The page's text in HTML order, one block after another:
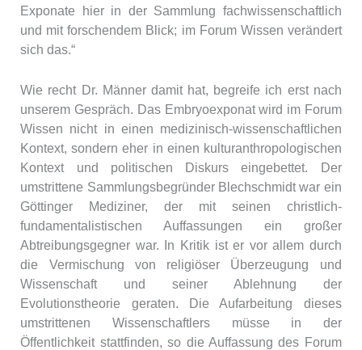
Exponate hier in der Sammlung fachwissenschaftlich
und mit forschendem Blick; im Forum Wissen verändert
sich das.“
Wie recht Dr. Männer damit hat, begreife ich erst nach
unserem Gespräch. Das Embryoexponat wird im Forum
Wissen nicht in einen medizinisch-wissenschaftlichen
Kontext, sondern eher in einen kulturanthropologischen
Kontext und politischen Diskurs eingebettet. Der
umstrittene Sammlungsbegründer Blechschmidt war ein
Göttinger Mediziner, der mit seinen christlich-
fundamentalistischen Auffassungen ein großer
Abtreibungsgegner war. In Kritik ist er vor allem durch
die Vermischung von religiöser Überzeugung und
Wissenschaft und seiner Ablehnung der
Evolutionstheorie geraten. Die Aufarbeitung dieses
umstrittenen Wissenschaftlers müsse in der
Öffentlichkeit stattfinden, so die Auffassung des Forum